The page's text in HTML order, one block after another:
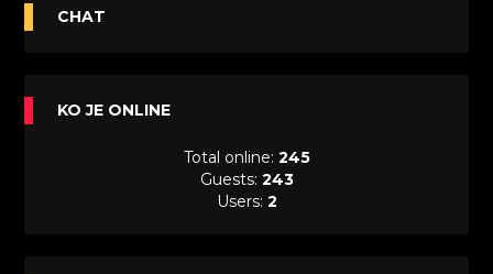
Avanture Maje i Marka (Sinhronizovano na
Sinhronizovano na Srpski
A.T.O.M. (Alpha Teens On Machines)
Sinhronizovano na Hrvatski
CHAT
KO JE ONLINE
Total online: 245
Guests: 243
Users: 2